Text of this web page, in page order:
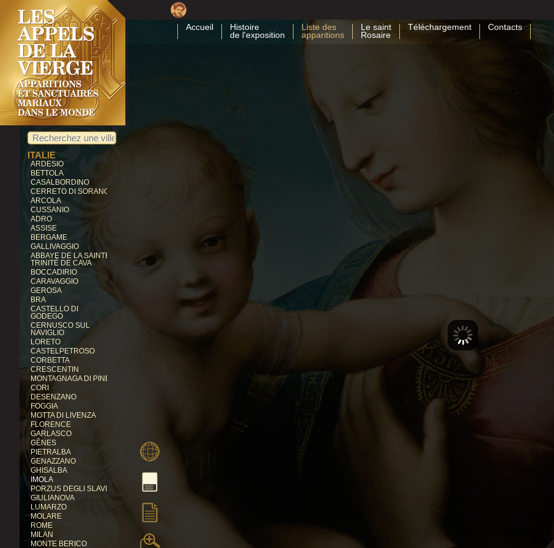
Accueil
Histoire
de l'exposition
Liste des
apparitions
Le saint
Rosaire
Téléchargement Contacts
CUBA
COSTA RICA
CARTAGO
ÉGYPTE
ZEITUN
ALLEMAGNE
KEVELAER
HEROLDSBACH
HEEDE
MARIENFRIED
INDE
VAILANKANNI
KALLIKULAM
ITALIE
ARDESIO
BETTOLA
CASALBORDINO
CERRETO DI SORANO
ARCOLA
CUSSANIO
ADRO
ASSISE
BERGAME
GALLIVAGGIO
ABBAYE DE LA SAINTE
TRINITÉ DE CAVA
BOCCADIRIO
CARAVAGGIO
GEROSA
BRA
CASTELLO DI
GODEGO
CERNUSCO SUL
NAVIGLIO
LORETO
CASTELPETROSO
CORBETTA
CRESCENTIN
MONTAGNAGA DI PINÉ
CORI
DESENZANO
FOGGIA
MOTTA DI LIVENZA
FLORENCE
GARLASCO
GÊNES
PIETRALBA
GENAZZANO
GHISALBA
IMOLA
PORZUS DEGLI SLAVI
GIULIANOVA
LUMARZO
MOLARE
ROME
MILAN
MONTE BERICO